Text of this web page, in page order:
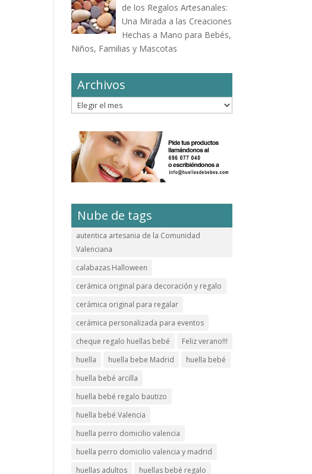
de los Regalos Artesanales:
Una Mirada a las Creaciones
Hechas a Mano para Bebés,
Niños, Familias y Mascotas
Archivos
Archivos
Nube de tags
autentica artesania de la Comunidad
Valenciana
calabazas Halloween
cerámica original para decoración y regalo
cerámica original para regalar
cerámica personalizada para eventos
cheque regalo huellas bebé
Feliz verano!!!
huella
huella bebe Madrid
huella bebé
huella bebé arcilla
huella bebé regalo bautizo
huella bebé Valencia
huella perro domicilio valencia
huella perro domicilio valencia y madrid
huellas adultos
huellas bebé regalo